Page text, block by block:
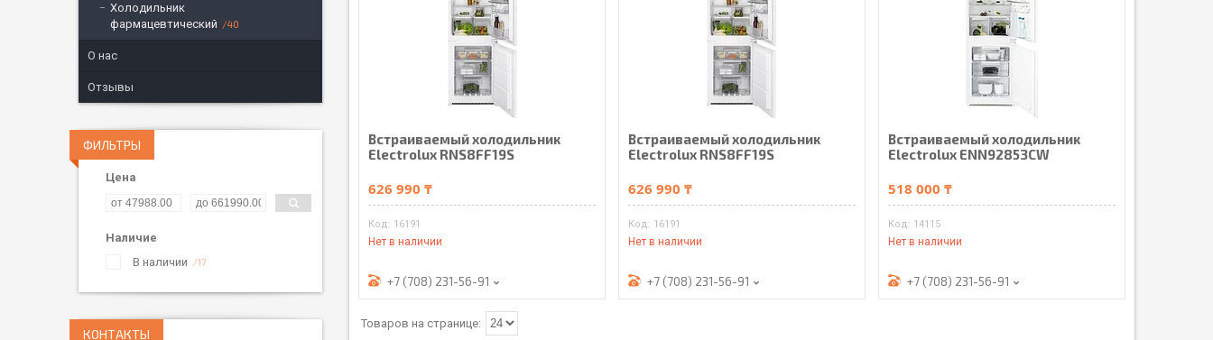
Встраиваемый холодильник
Electrolux RNS8FF19S
626 990 ₸
16191
Нет в наличии
+7 (708) 231-56-91
Встраиваемый холодильник
Electrolux RNS8FF19S
626 990 ₸
16191
Нет в наличии
+7 (708) 231-56-91
Встраиваемый холодильник
Electrolux ENN92853CW
518 000 ₸
14115
Нет в наличии
+7 (708) 231-56-91
Холодильник
фармацевтический
40
О нас
Отзывы
ФИЛЬТРЫ
Цена
Наличие
В наличии
17
КОНТАКТЫ